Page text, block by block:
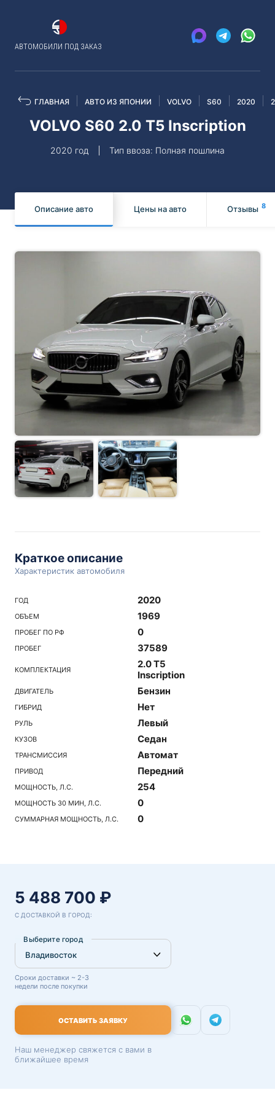
АВТОМОБИЛИ ПОД ЗАКАЗ
ГЛАВНАЯ АВТО ИЗ ЯПОНИИ VOLVO S60 2020
VOLVO S60 2.0 T5 Inscription
2020 год Тип ввоза: Полная пошлина
Описание авто Цены на авто Отзывы 8
Краткое описание
Характеристик автомобиля
ГОД 2020
ОБЪЕМ 1969
ПРОБЕГ ПО РФ 0
ПРОБЕГ 37589
КОМПЛЕКТАЦИЯ
2.0 T5
Inscription
ДВИГАТЕЛЬ Бензин
ГИБРИД Нет
РУЛЬ Левый
КУЗОВ Седан
ТРАНСМИССИЯ Автомат
ПРИВОД Передний
МОЩНОСТЬ, Л.С. 254
МОЩНОСТЬ 30 МИН, Л.С. 0
СУММАРНАЯ МОЩНОСТЬ, Л.С. 0
5 488 700 ₽
С ДОСТАВКОЙ В ГОРОД:
Выберите город
Сроки доставки ~ 2-3
недели после покупки
ОСТАВИТЬ ЗАЯВКУ
Наш менеджер свяжется с вами в
ближайшее время